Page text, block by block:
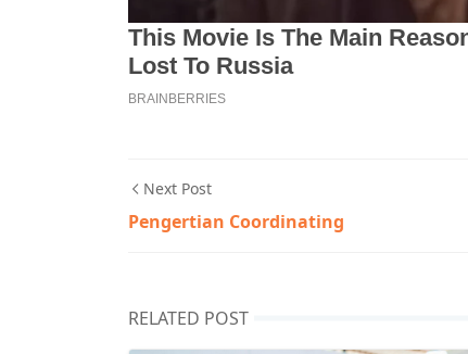
Next Post
Pengertian Coordinating
RELATED POST